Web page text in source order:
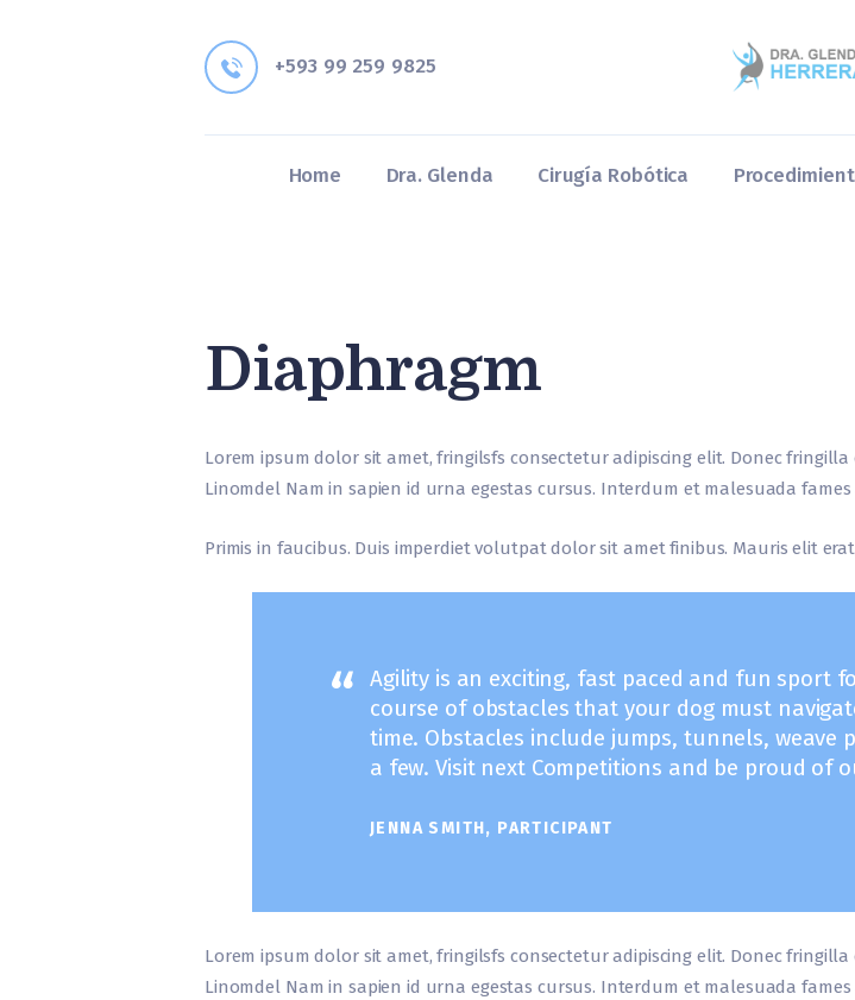
+593 99 259 9825
Home Dra. Glenda Cirugía Robótica
Dra. Glenda
Cirugía
Procedimientos
Diaphragm
Lorem ipsum dolor sit amet, fringilsfs consectetur adipiscing elit. Donec
Linomdel Nam in sapien id urna egestas cursus. Interdum et malesuada
Primis in faucibus. Duis imperdiet volutpat dolor sit amet finibus. Mauris elit
Agility is an exciting, fast paced and fun sport
course of obstacles that your dog must
time. Obstacles include jumps, tunnels, weave
a few. Visit next Competitions and be proud of
JENNA SMITH, PARTICIPANT
Lorem ipsum dolor sit amet, fringilsfs consectetur adipiscing elit. Donec
Linomdel Nam in sapien id urna egestas cursus. Interdum et malesuada fames